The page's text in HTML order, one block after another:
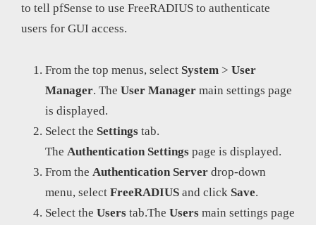
to tell pfSense to use FreeRADIUS to authenticate
users for GUI access.
From the top menus, select System > User
Manager. The User Manager main settings page
is displayed.
Select the Settings tab.
The Authentication Settings page is displayed.
From the Authentication Server drop-down
menu, select FreeRADIUS and click Save.
Select the Users tab.The Users main settings page